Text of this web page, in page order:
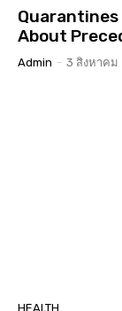
Quarantines
About
Admin - 3 สิงหาคม
HEALTH